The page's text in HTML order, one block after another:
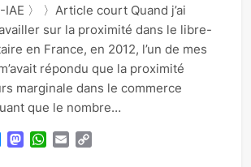
IAE 〉 〉Article court Quand j’ai
sur la proximité dans le libre-
en France, en 2012, l’un de mes
répondu que la proximité
marginale dans le commerce
que le nombre…
Messenger
Mastodon
WhatsApp
Email